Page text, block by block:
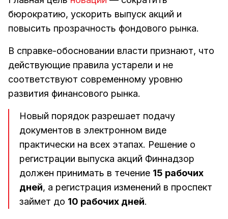
бюрократию, ускорить выпуск акций и
повысить прозрачность фондового рынка.
В справке-обосновании власти признают, что
действующие правила устарели и не
соответствуют современному уровню
развития финансового рынка.
Новый порядок разрешает подачу
документов в электронном виде
практически на всех этапах. Решение о
регистрации выпуска акций Финнадзор
должен принимать в течение 15 рабочих
дней, а регистрация изменений в проспект
займет до 10 рабочих дней.